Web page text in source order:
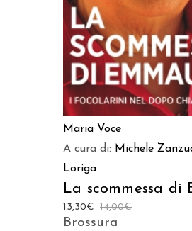
Maria Voce
A cura di: Michele
Loriga
La scommessa di
14,00€
13,30€
Brossura